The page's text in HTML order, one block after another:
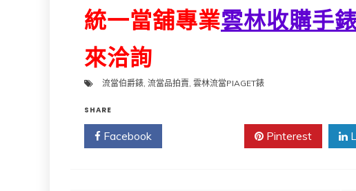
統一當舖專業雲林收購手
來洽詢
流當伯爵錶, 流當品拍賣, 雲林流當PIAGET錶
SHARE
Facebook Pinterest